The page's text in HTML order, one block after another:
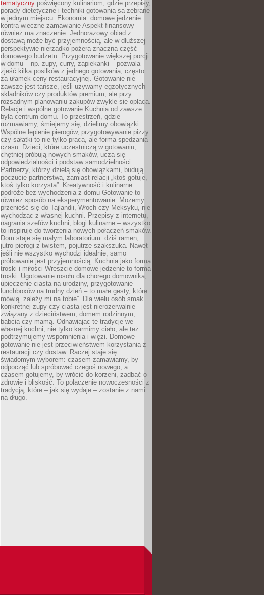
tematyczny poświęcony kulinariom, gdzie przepisy,
porady dietetyczne i techniki gotowania są zebrane
w jednym miejscu. Ekonomia: domowe jedzenie
kontra wieczne zamawianie Aspekt finansowy
również ma znaczenie. Jednorazowy obiad z
dostawą może być przyjemnością, ale w dłuższej
perspektywie nierzadko pożera znaczną część
domowego budżetu. Przygotowanie większej porcji
w domu – np. zupy, curry, zapiekanki – pozwala
zjeść kilka posiłków z jednego gotowania, często
za ułamek ceny restauracyjnej. Gotowanie nie
zawsze jest tańsze, jeśli używamy egzotycznych
składników czy produktów premium, ale przy
rozsądnym planowaniu zakupów zwykle się opłaca.
Relacje i wspólne gotowanie Kuchnia od zawsze
była centrum domu. To przestrzeń, gdzie
rozmawiamy, śmiejemy się, dzielimy obowiązki.
Wspólne lepienie pierogów, przygotowywanie pizzy
czy sałatki to nie tylko praca, ale forma spędzania
czasu. Dzieci, które uczestniczą w gotowaniu,
chętniej próbują nowych smaków, uczą się
odpowiedzialności i podstaw samodzielności.
Partnerzy, którzy dzielą się obowiązkami, budują
poczucie partnerstwa, zamiast relacji „ktoś gotuje,
ktoś tylko korzysta”. Kreatywność i kulinarne
podróże bez wychodzenia z domu Gotowanie to
również sposób na eksperymentowanie. Możemy
przenieść się do Tajlandii, Włoch czy Meksyku, nie
wychodząc z własnej kuchni. Przepisy z internetu,
nagrania szefów kuchni, blogi kulinarne – wszystko
to inspiruje do tworzenia nowych połączeń smaków.
Dom staje się małym laboratorium: dziś ramen,
jutro pierogi z twistem, pojutrze szakszuka. Nawet
jeśli nie wszystko wychodzi idealnie, samo
próbowanie jest przyjemnością. Kuchnia jako forma
troski i miłości Wreszcie domowe jedzenie to forma
troski. Ugotowanie rosołu dla chorego domownika,
upieczenie ciasta na urodziny, przygotowanie
lunchboxów na trudny dzień – to małe gesty, które
mówią „zależy mi na tobie”. Dla wielu osób smak
konkretnej zupy czy ciasta jest nierozerwalnie
związany z dzieciństwem, domem rodzinnym,
babcią czy mamą. Odnawiając te tradycje we
własnej kuchni, nie tylko karmimy ciało, ale też
podtrzymujemy wspomnienia i więzi. Domowe
gotowanie nie jest przeciwieństwem korzystania z
restauracji czy dostaw. Raczej staje się
świadomym wyborem: czasem zamawiamy, by
odpocząć lub spróbować czegoś nowego, a
czasem gotujemy, by wrócić do korzeni, zadbać o
zdrowie i bliskość. To połączenie nowoczesności z
tradycją, które – jak się wydaje – zostanie z nami
na długo.